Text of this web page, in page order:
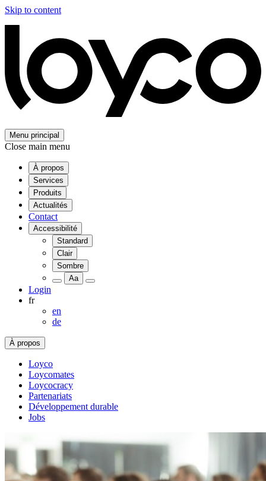
Skip to content
Menu principal
Close main menu
À propos
Services
Produits
Actualités
Contact
Accessibilité
Standard
Clair
Sombre
Aa
Login
fr
en
de
À propos
Loyco
Loycomates
Loycocracy
Partenariats
Développement durable
Jobs